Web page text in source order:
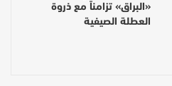
«البراق» تزامناً مع ذروة
العطلة الصيفية